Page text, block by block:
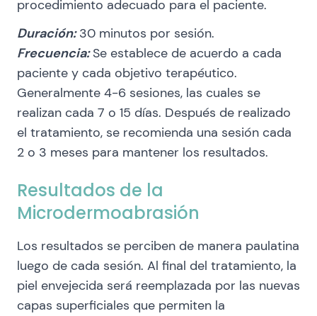
procedimiento adecuado para el paciente.
Duración:30 minutos por sesión.
Frecuencia:Se establece de acuerdo a cada
paciente y cada objetivo terapéutico.
Generalmente 4-6 sesiones, las cuales se
realizan cada 7 o 15 días. Después de realizado
el tratamiento, se recomienda una sesión cada
2 o 3 meses para mantener los resultados.
Resultados de la
Microdermoabrasión
Los resultados se perciben de manera paulatina
luego de cada sesión. Al final del tratamiento, la
piel envejecida será reemplazada por las nuevas
capas superficiales que permiten la